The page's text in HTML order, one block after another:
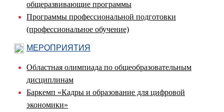
общеразвивающие программы
Программы профессиональной подготовки
(профессиональное обучение)
МЕРОПРИЯТИЯ
Областная олимпиада по общеобразовательным
дисциплинам
Баркемп «Кадры и образование для цифровой
экономики»